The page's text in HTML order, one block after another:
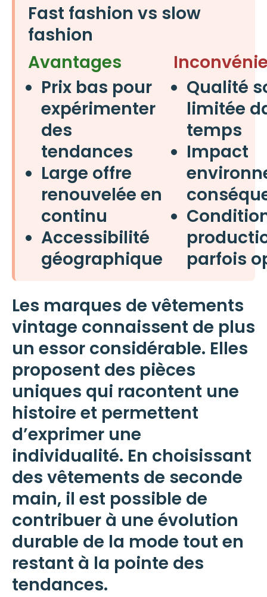
Fast fashion vs slow
fashion
Avantages
Prix bas pour
expérimenter
des
tendances
Large offre
renouvelée en
continu
Accessibilité
géographique
Qualité
limitée
temps
Impact
parfois
Les marques de vêtements
vintage connaissent de plus
un essor considérable. Elles
proposent des pièces
uniques qui racontent une
histoire et permettent
d’exprimer une
individualité. En choisissant
des vêtements de seconde
main, il est possible de
contribuer à une évolution
durable de la mode tout en
restant à la pointe des
tendances.